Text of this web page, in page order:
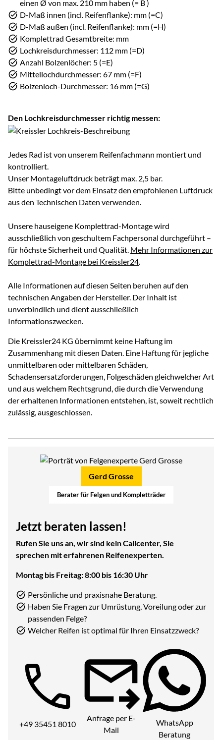
einen Ø von max. 210 mm haben (= B )
D-Maß innen (incl. Reifenflanke): mm (=C)
D-Maß außen (incl. Reifenflanke): mm (=H)
Komplettrad Gesamtbreite: mm
Lochkreisdurchmesser: 112 mm (=D)
Anzahl Bolzenlöcher: 5 (=E)
Mittellochdurchmesser: 67 mm (=F)
Bolzenloch-Durchmesser: 16 mm (=G)
Den Lochkreisdurchmesser richtig messen:
Jedes Rad ist von unserem Reifenfachmann montiert und
kontrolliert.
Unser Montageluftdruck beträgt max. 2,5 bar.
Bitte unbedingt vor dem Einsatz den empfohlenen Luftdruck
aus den Technischen Daten verwenden.
Unsere hauseigene Komplettrad-Montage wird
ausschließlich von geschultem Fachpersonal durchgeführt –
für höchste Sicherheit und Qualität. Mehr Informationen zur
Komplettrad-Montage bei Kreissler24.
Alle Informationen auf diesen Seiten beruhen auf den
technischen Angaben der Hersteller. Der Inhalt ist
unverbindlich und dient ausschließlich
Informationszwecken.
Die Kreissler24 KG übernimmt keine Haftung im
Zusammenhang mit diesen Daten. Eine Haftung für jegliche
unmittelbaren oder mittelbaren Schäden,
Schadensersatzforderungen, Folgeschäden gleichwelcher Art
und aus welchem Rechtsgrund, die durch die Verwendung
der erhaltenen Informationen entstehen, ist, soweit rechtlich
zulässig, ausgeschlossen.
Gerd Grosse
Berater für Felgen und Kompletträder
Jetzt beraten lassen!
Rufen Sie uns an, wir sind kein Callcenter, Sie
sprechen mit erfahrenen Reifenexperten.
Montag bis Freitag: 8:00 bis 16:30 Uhr
Persönliche und praxisnahe Beratung.
Haben Sie Fragen zur Umrüstung, Voreilung oder zur
passenden Felge?
Welcher Reifen ist optimal für Ihren Einsatzzweck?
Telefon:
+49 35451 8010
Anfrage per E-
Mail
WhatsApp
Beratung